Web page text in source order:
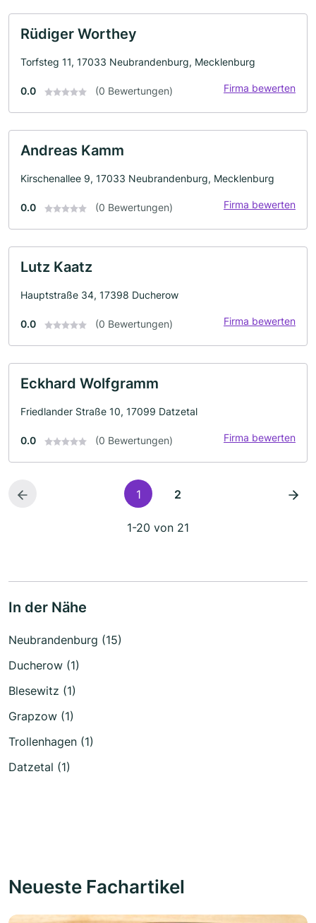
Rüdiger Worthey
Torfsteg 11, 17033 Neubrandenburg, Mecklenburg
0.0 (0 Bewertungen) Firma bewerten
Andreas Kamm
Kirschenallee 9, 17033 Neubrandenburg, Mecklenburg
0.0 (0 Bewertungen) Firma bewerten
Lutz Kaatz
Hauptstraße 34, 17398 Ducherow
0.0 (0 Bewertungen) Firma bewerten
Eckhard Wolfgramm
Friedlander Straße 10, 17099 Datzetal
0.0 (0 Bewertungen) Firma bewerten
1 2
1-20 von 21
In der Nähe
Neubrandenburg (15)
Ducherow (1)
Blesewitz (1)
Grapzow (1)
Trollenhagen (1)
Datzetal (1)
Neueste Fachartikel